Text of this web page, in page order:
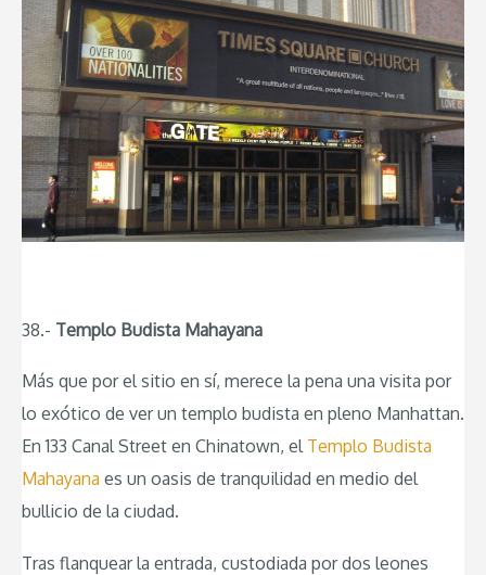
38.- Templo Budista Mahayana
Más que por el sitio en sí, merece la pena una visita por
lo exótico de ver un templo budista en pleno Manhattan.
En 133 Canal Street en Chinatown, el Templo Budista
Mahayana es un oasis de tranquilidad en medio del
bullicio de la ciudad.
Tras flanquear la entrada, custodiada por dos leones